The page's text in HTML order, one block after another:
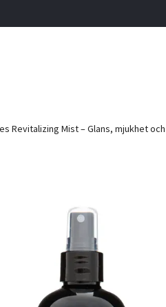
Revitalizing Mist – Glans, mjukhet